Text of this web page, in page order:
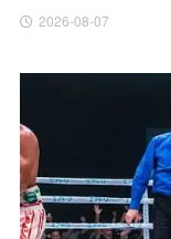
2026-08-07